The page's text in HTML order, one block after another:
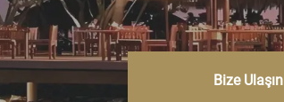
Bize Ulaşın